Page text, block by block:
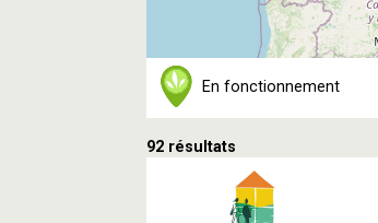
En fonctionnement
92 résultats